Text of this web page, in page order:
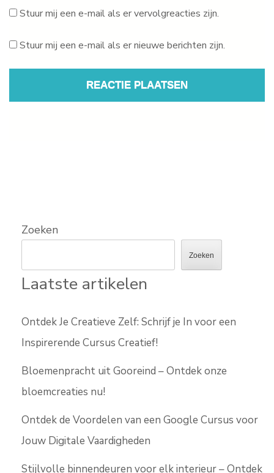
Stuur mij een e-mail als er vervolgreacties zijn.
Stuur mij een e-mail als er nieuwe berichten zijn.
Zoeken
Zoeken
Laatste artikelen
Ontdek Je Creatieve Zelf: Schrijf je In voor een
Inspirerende Cursus Creatief!
Bloemenpracht uit Gooreind – Ontdek onze
bloemcreaties nu!
Ontdek de Voordelen van een Google Cursus voor
Jouw Digitale Vaardigheden
Stijlvolle binnendeuren voor elk interieur – Ontdek